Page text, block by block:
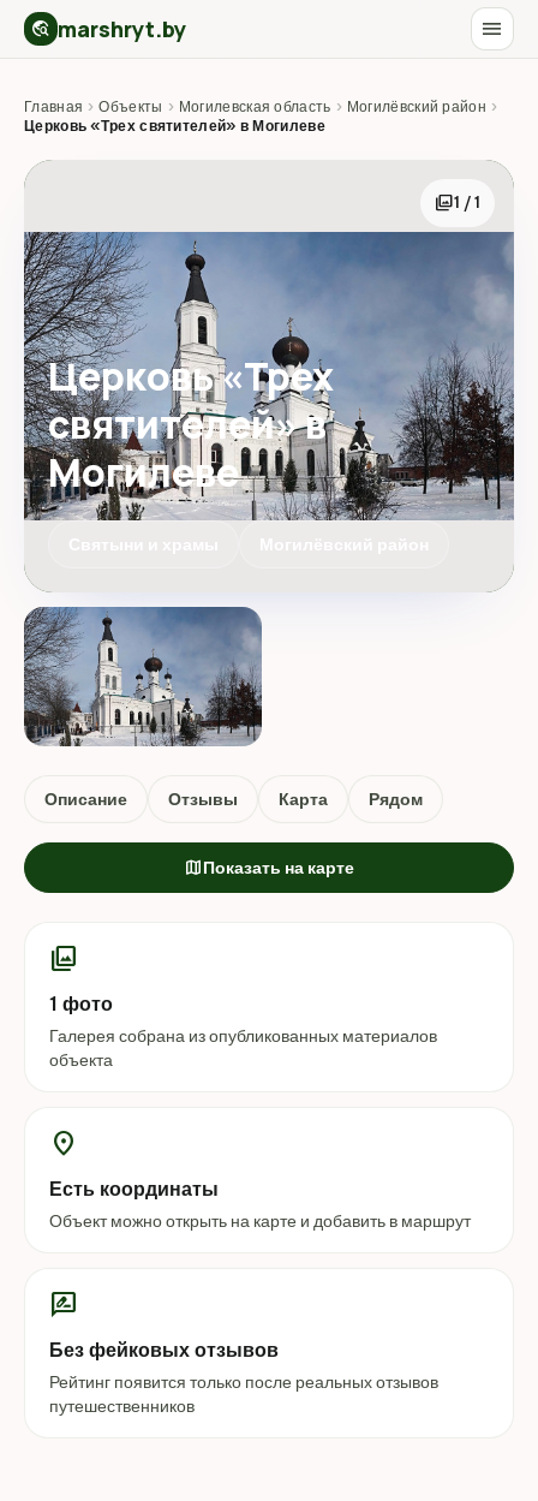
travel_explore marshryt.by menu
Главная › Объекты › Могилевская область › Могилёвский район ›
Церковь «Трех святителей» в Могилеве
photo_library1 / 1
Церковь «Трех
святителей» в
Могилеве
Описание Отзывы Карта Рядом
mapПоказать на карте
photo_library
1 фото
Галерея собрана из опубликованных материалов
объекта
location_on
Есть координаты
Объект можно открыть на карте и добавить в маршрут
rate_review
Без фейковых отзывов
Рейтинг появится только после реальных отзывов
путешественников